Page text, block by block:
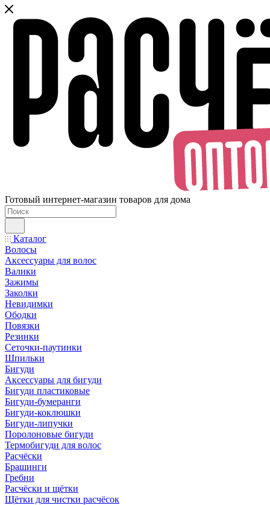
Готовый интернет-магазин товаров для дома
Каталог
Волосы
Аксессуары для волос
Валики
Зажимы
Заколки
Невидимки
Ободки
Повязки
Резинки
Сеточки-паутинки
Шпильки
Бигуди
Аксессуары для бигуди
Бигуди пластиковые
Бигуди-бумеранги
Бигуди-коклюшки
Бигуди-липучки
Поролоновые бигуди
Термобигуди для волос
Расчёски
Брашинги
Гребни
Расчёски и щётки
Щётки для чистки расчёсок